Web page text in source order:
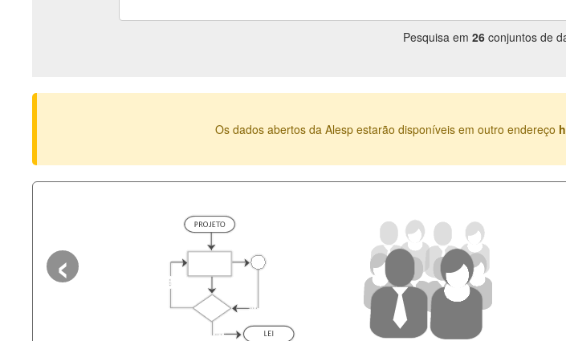
Pesquisa em 26 conjuntos de
Os dados abertos da Alesp estarão disponíveis em outro endereço
‹